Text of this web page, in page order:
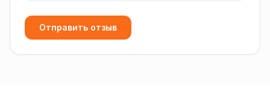
Отправить отзыв